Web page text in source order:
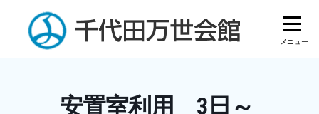
content
安置室利用 3日～